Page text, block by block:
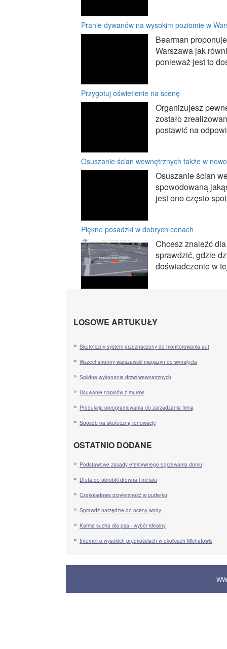
Pranie dywanów na wysokim poziomie w
Bearman
Warszawa jak
ponieważ jest to
Przygotuj oświetlenie na scenę
Organizujesz
zostało
postawić na
Osuszanie ścian wewnętrznych także w
Osuszanie ścian
spowodowaną
jest ono często
Piękne posadzki w dobrych cenach
Chcesz znaleźć
sprawdzić, gdzie
doświadczenie w
LOSOWE ARTUKUŁY
Skutefczny system przeznaczony do monitorowania aut
Wszechstronny warszawski magazyn do wynajęcia
Solidne wykonanie drzwi wewnetrznych
Usuwanie napisów z murów
Produkcja oprogramowania do zarządzania firmą
Sposób na skuteczną renowację
OSTATNIO DODANE
Podstawowe zasady efektywnego ogrzewania domu
Dłuta do obróbki drewna i metalu
Czekoladowa przyjemność w pudełku
Sprawdź narzędzie do oceny wody.
Karma sucha dla psa - wybór idealny
Internet o wysokich prędkościach w okolicach Michałowic